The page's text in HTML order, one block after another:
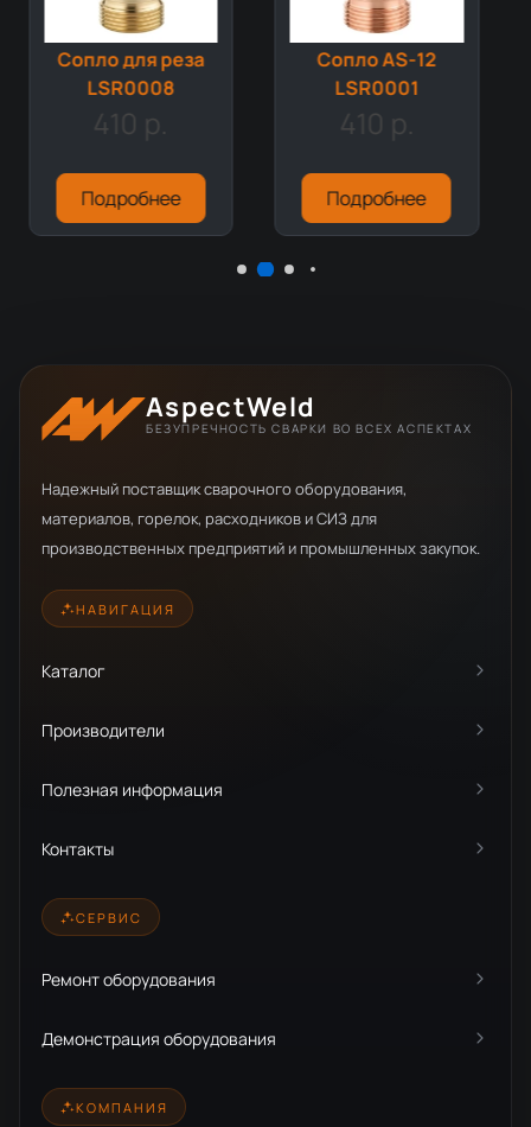
Cопло для реза
LSR0008
410 р.
Подробнее
Сопло AS-12
LSR0001
410 р.
Подробнее
AspectWeld
БЕЗУПРЕЧНОСТЬ СВАРКИ ВО ВСЕХ АСПЕКТАХ
Надежный поставщик сварочного оборудования,
материалов, горелок, расходников и СИЗ для
производственных предприятий и промышленных закупок.
НАВИГАЦИЯ
Каталог
Производители
Полезная информация
Контакты
СЕРВИС
Ремонт оборудования
Демонстрация оборудования
КОМПАНИЯ